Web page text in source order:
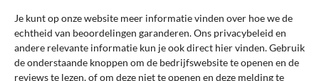
fietsliefhebbers.
0 0
Review handmatig gecontroleerd en goedgekeurd.
Je kunt op onze website meer informatie vinden over hoe we de
echtheid van beoordelingen garanderen. Ons privacybeleid en
andere relevante informatie kun je ook direct hier vinden. Gebruik
de onderstaande knoppen om de bedrijfswebsite te openen en de
reviews te lezen, of om deze niet te openen en deze melding te